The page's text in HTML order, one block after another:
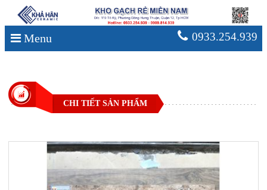
Menu 0933.254.939
CHI TIẾT SẢN PHẨM